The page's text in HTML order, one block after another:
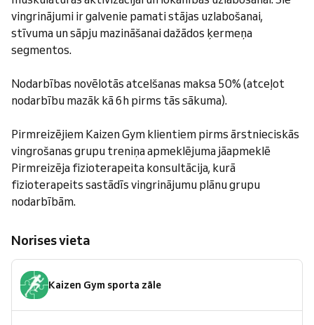
vingrinājumi ir galvenie pamati stājas uzlabošanai,
stīvuma un sāpju mazināšanai dažādos ķermeņa
segmentos.
Nodarbības novēlotās atcelšanas maksa 50% (atceļot
nodarbību mazāk kā 6h pirms tās sākuma).
Pirmreizējiem Kaizen Gym klientiem pirms ārstnieciskās
vingrošanas grupu treniņa apmeklējuma jāapmeklē
Pirmreizēja fizioterapeita konsultācija, kurā
fizioterapeits sastādīs vingrinājumu plānu grupu
nodarbībām.
Norises vieta
Kaizen Gym sporta zāle